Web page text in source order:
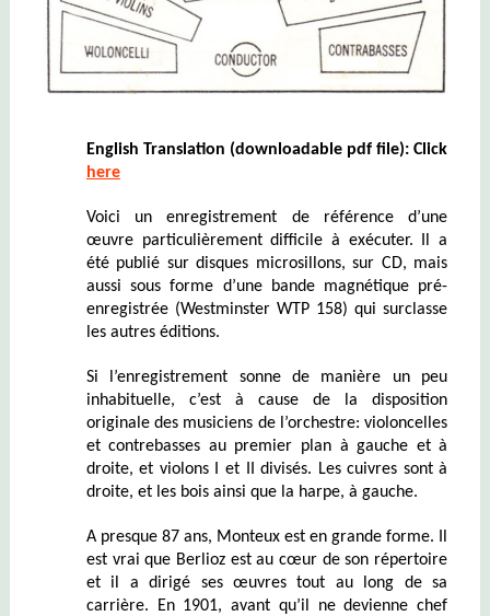
English Translation (downloadable pdf file): Click
here
Voici un enregistrement de référence d’une
œuvre particulièrement difficile à exécuter. Il a
été publié sur disques microsillons, sur CD, mais
aussi sous forme d’une bande magnétique pré-
enregistrée (Westminster WTP 158) qui surclasse
les autres éditions.
Si l’enregistrement sonne de manière un peu
inhabituelle, c’est à cause de la disposition
originale des musiciens de l’orchestre: violoncelles
et contrebasses au premier plan àgauche et à
droite, et violons I et II divisés. Les cuivres sont à
droite, et les bois ainsi que la harpe, à gauche.
A presque 87 ans, Monteux est en grande forme. Il
est vrai que Berlioz est au cœur de son répertoire
et il a dirigé ses œuvres tout au long de sa
carrière. En 1901, avant qu’il ne devienne chef